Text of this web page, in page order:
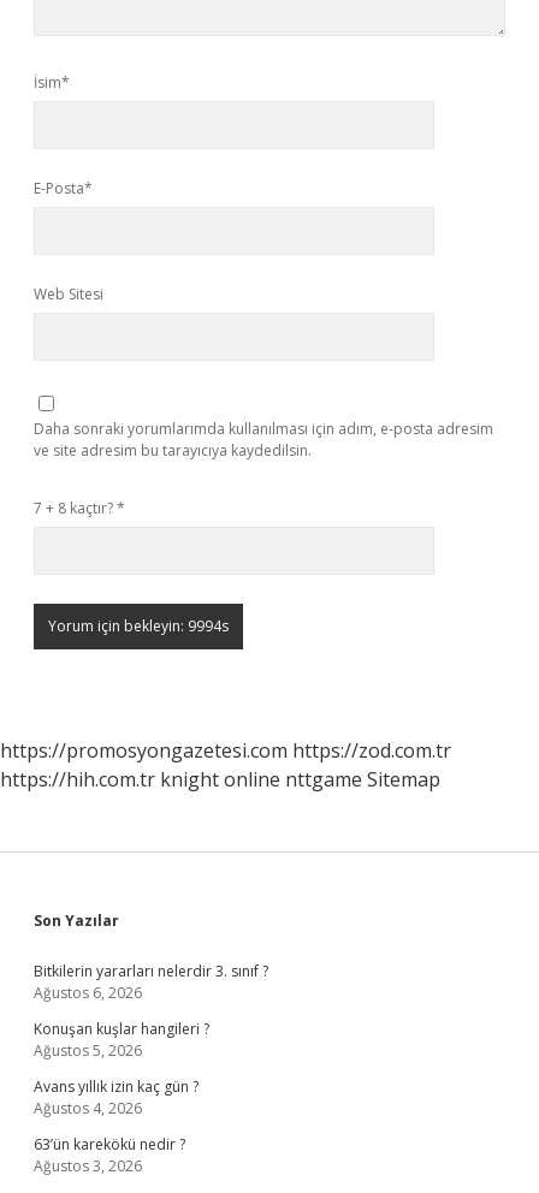
İsim*
E-Posta*
Web Sitesi
Daha sonraki yorumlarımda kullanılması için adım, e-posta adresim
ve site adresim bu tarayıcıya kaydedilsin.
7 + 8 kaçtır?*
https://promosyongazetesi.com https://zod.com.tr
https://hih.com.tr knight online nttgame Sitemap
Sidebar
Son Yazılar
Bitkilerin yararları nelerdir 3. sınıf ?
Ağustos 6, 2026
Konuşan kuşlar hangileri ?
Ağustos 5, 2026
Avans yıllık izin kaç gün ?
Ağustos 4, 2026
63’ün karekökü nedir ?
Ağustos 3, 2026